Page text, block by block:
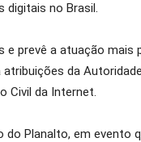
digitais no Brasil.
prevê a atuação
da
Civil da Internet.
Planalto, em